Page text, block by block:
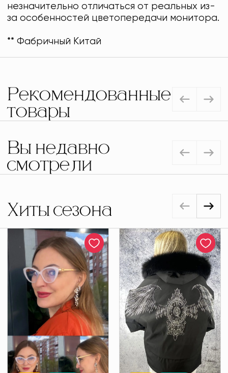
незначительно отличаться от реальных из-
за особенностей цветопередачи монитора.
** Фабричный Китай
Рекомендованные
товары
Вы недавно
смотрели
Хиты сезона